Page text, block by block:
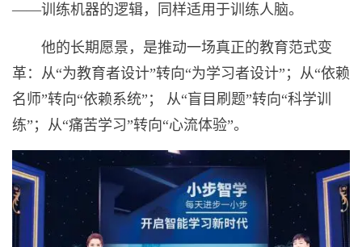
——训练机器的逻辑，同样适用于训练人脑。
他的长期愿景，是推动一场真正的教育范式变
革： 从“为教育者设计”转向“为学习者设计”；从“依赖
名师”转向“依赖系统”； 从“盲目刷题”转向“科学训
练”；从“痛苦学习”转向“心流体验”。